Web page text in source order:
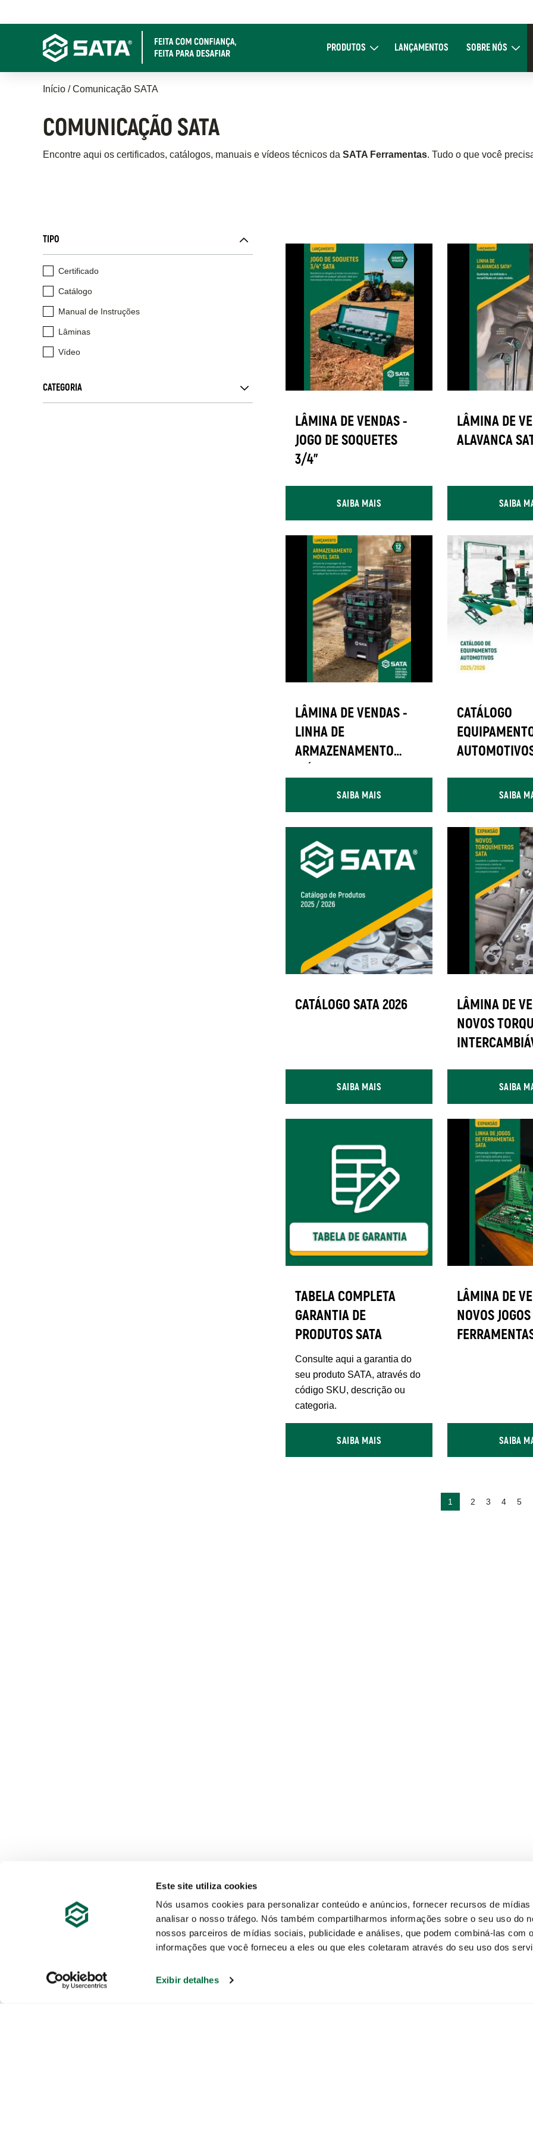
Este site utiliza cookies
Nós usamos cookies para personalizar conteúdo e anúncios, fornecer recursos de mídias
analisar o nosso tráfego. Nós também compartilharmos informações sobre o seu uso do
nossos parceiros de mídias sociais, publicidade e análises, que podem combiná-las com
informações que você forneceu a eles ou que eles coletaram através do seu uso dos
Exibir detalhes
para
PRODUTOSExpand ProdutosLANÇAMENTOS SOBRE NÓS
Expand
Trilha
de
navegação
Início Comunicação SATA
COMUNICAÇÃO SATA
Encontre aqui os certificados, catálogos, manuais e vídeos técnicos da SATA Ferramentas. Tudo o que você
TIPO
Certificado
Catálogo
Manual de Instruções
Lâminas
Vídeo
CATEGORIA
LÂMINA DE VENDAS -
JOGO DE SOQUETES
3/4"
SAIBA MAIS
LÂMINA DE
ALAVANCA
SAIBA
LÂMINA DE VENDAS -
LINHA DE
ARMAZENAMENTO
SAIBA MAIS
CATÁLOGO
SAIBA
CATÁLOGO SATA 2026
SAIBA MAIS
LÂMINA DE
NOVOS
SAIBA
TABELA COMPLETA
GARANTIA DE
PRODUTOS SATA
Consulte aqui a garantia do
seu produto SATA, através do
código SKU, descrição ou
categoria.
SAIBA MAIS
LÂMINA DE
NOVOS
SAIBA
Página
atual
1 Página
2 Página
3 Página
4 5